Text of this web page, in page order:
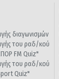
διαγωνισμών
του ραδ/κού
FM Quiz"
του ραδ/κού
Quiz"